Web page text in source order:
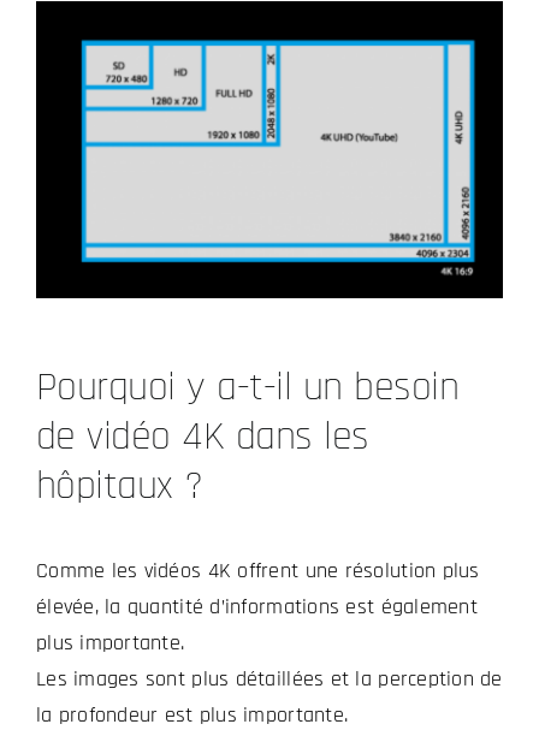
Pourquoi y a-t-il un besoin
de vidéo 4K dans les
hôpitaux ?
Comme les vidéos 4K offrent une résolution plus
élevée, la quantité d’informations est également
plus importante.
Les images sont plus détaillées et la perception de
la profondeur est plus importante.